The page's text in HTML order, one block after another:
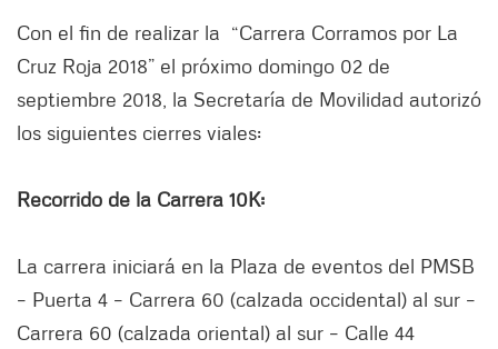
Con el fin de realizar la “Carrera Corramos por La
Cruz Roja 2018” el próximo domingo 02 de
septiembre 2018, la Secretaría de Movilidad autorizó
los siguientes cierres viales:
Recorrido de la Carrera 10K:
La carrera iniciará en la Plaza de eventos del PMSB
– Puerta 4 – Carrera 60 (calzada occidental) al sur –
Carrera 60 (calzada oriental) al sur – Calle 44